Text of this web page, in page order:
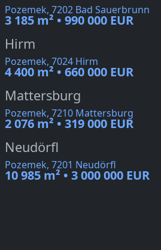
Pozemek, 7202 Bad Sauerbrunn
3 185 m² • 990 000 EUR
Hirm
Pozemek, 7024 Hirm
4 400 m² • 660 000 EUR
Mattersburg
Pozemek, 7210 Mattersburg
2 076 m² • 319 000 EUR
Neudörfl
Pozemek, 7201 Neudörfl
10 985 m² • 3 000 000 EUR